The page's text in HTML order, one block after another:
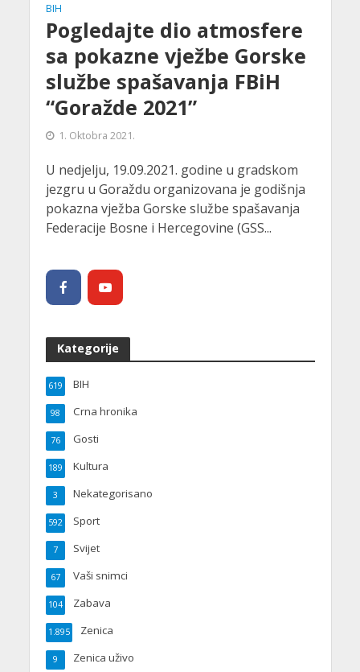
BIH
Pogledajte dio atmosfere
sa pokazne vježbe Gorske
službe spašavanja FBiH
“Goražde 2021”
1. Oktobra 2021.
U nedjelju, 19.09.2021. godine u gradskom
jezgru u Goraždu organizovana je godišnja
pokazna vježba Gorske službe spašavanja
Federacije Bosne i Hercegovine (GSS...
Kategorije
BIH
619
Crna hronika
98
Gosti
76
Kultura
189
Nekategorisano
3
Sport
592
Svijet
7
Vaši snimci
67
Zabava
104
Zenica
1.895
Zenica uživo
9